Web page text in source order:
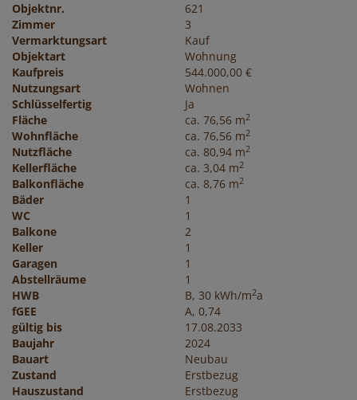
Objektnr.
621
Zimmer
3
Vermarktungsart
Kauf
Objektart
Wohnung
Kaufpreis
544.000,00 €
Nutzungsart
Wohnen
Schlüsselfertig
Ja
Fläche
ca. 76,56 m2
Wohnfläche ca. 76,56 m2
Nutzfläche ca. 80,94 m2
Kellerfläche ca. 3,04 m2
Balkonfläche ca. 8,76 m2
Bäder
1
WC
1
Balkone
2
Keller
1
Garagen
1
Abstellräume
1
HWB
B, 30 kWh/m2a
fGEE
A, 0,74
gültig bis
17.08.2033
Baujahr
2024
Bauart
Neubau
Zustand
Erstbezug
Hauszustand
Erstbezug